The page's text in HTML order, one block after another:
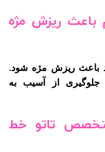
باعث ریزش مژه
باعث ریزش مژه شود.
جلوگیری از آسیب به
تاتو خط